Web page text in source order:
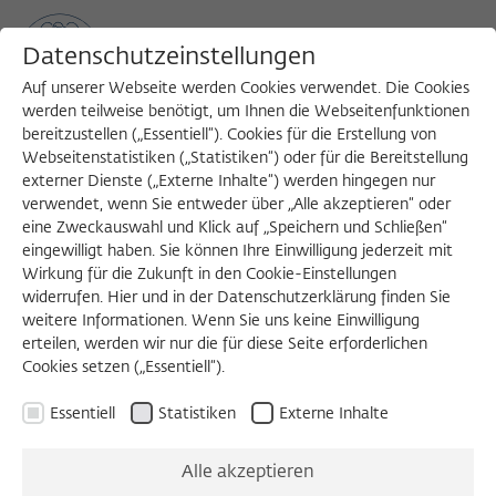
MENU
Search
2006/2007
Louis Du Pasquier, Dr.
Professor für Immunologie und Zoologie
Universität Basel
Born in 1941 in Saint-Cloud, France
Datenschutzeinstellungen
Auf unserer Webseite werden Cookies verwendet. Die Cookies
werden teilweise benötigt, um Ihnen die Webseitenfunktionen
bereitzustellen („Essentiell“). Cookies für die Erstellung von
Webseitenstatistiken („Statistiken“) oder für die Bereitstellung
externer Dienste („Externe Inhalte“) werden hingegen nur
verwendet, wenn Sie entweder über „Alle akzeptieren“ oder
eine Zweckauswahl und Klick auf „Speichern und Schließen“
eingewilligt haben. Sie können Ihre Einwilligung jederzeit mit
Wirkung für die Zukunft in den Cookie-Einstellungen
widerrufen. Hier und in der Datenschutzerklärung finden Sie
weitere Informationen. Wenn Sie uns keine Einwilligung
erteilen, werden wir nur die für diese Seite erforderlichen
Cookies setzen („Essentiell“).
Essentiell Statistiken Externe Inhalte
Alle akzeptieren